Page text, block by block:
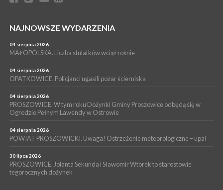
NOC CIEM
15 lipca 2026
Czwartki w Bibliotece”
14 lipca 2026
PROSZOWICE. 26 lipca odbędzie się XII Marsz Rzeczpospolitej
WYDARZENIA
13 lipca 2026
Szpitalu im. Ojca Rafała z Proszowic już działa
NAJNOWSZE WYDARZENIA
04 sierpnia 2026
MAŁOPOLSKA. Liczba stulatków wciąż rośnie
04 sierpnia 2026
OPATKOWICE. Policjanci ugasili pożar ścierniska
04 sierpnia 2026
PROSZOWICE. W tym roku Dożynki Gminy Proszowice odbędą się w
Ogrodzie Pełnym Lawendy w Ostrowie
04 sierpnia 2026
POWIAT PROSZOWICKI. Uwaga! Ostrzeżenie meteorologiczne – upał
30 lipca 2026
PROSZOWICE. Jolanta Sekunda i Sławomir Wtorek to starostowie
tegorocznych dożynek